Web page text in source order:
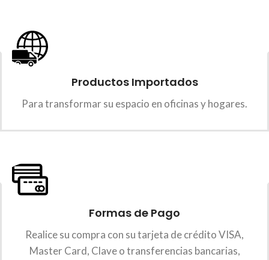
Productos Importados
Para transformar su espacio en oficinas y hogares.
Formas de Pago
Realice su compra con su tarjeta de crédito VISA,
Master Card, Clave o transferencias bancarias,